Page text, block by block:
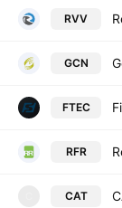
RVV
GCN
FTEC
RFR
CAT